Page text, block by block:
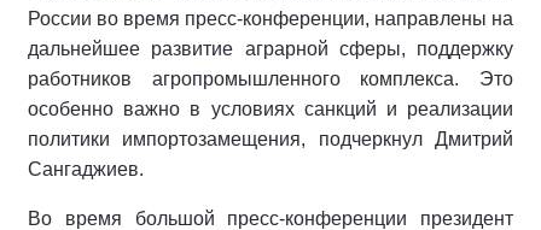
России во время пресс-конференции, направлены на
дальнейшее развитие аграрной сферы, поддержку
работников агропромышленного комплекса. Это
особенно важно в условиях санкций и реализации
политики импортозамещения, подчеркнул Дмитрий
Сангаджиев.
Во время большой пресс-конференции президент